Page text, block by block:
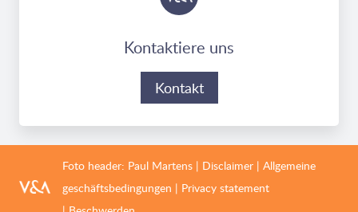
Kontaktiere uns
Kontakt
Foto header: Paul Martens| Disclaimer| Allgemeine
geschäftsbedingungen | Privacy statement